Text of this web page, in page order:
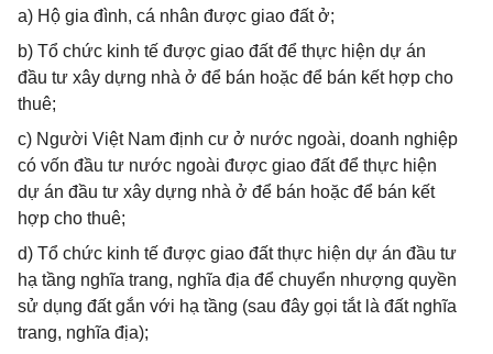
a) Hộ gia đình, cá nhân được giao đất ở;
b) Tổ chức kinh tế được giao đất để thực hiện dự án
đầu tư xây dựng nhà ở để bán hoặc để bán kết hợp cho
thuê;
c) Người Việt Nam định cư ở nước ngoài, doanh nghiệp
có vốn đầu tư nước ngoài được giao đất để thực hiện
dự án đầu tư xây dựng nhà ở để bán hoặc để bán kết
hợp cho thuê;
d) Tổ chức kinh tế được giao đất thực hiện dự án đầu tư
hạ tầng nghĩa trang, nghĩa địa để chuyển nhượng quyền
sử dụng đất gắn với hạ tầng (sau đây gọi tắt là đất nghĩa
trang, nghĩa địa);